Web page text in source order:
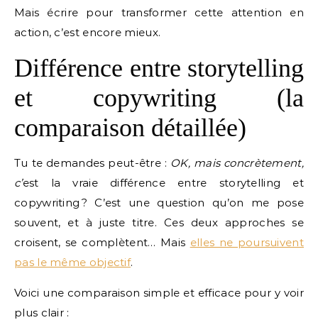
Mais écrire pour transformer cette attention en
action, c’est encore mieux.
Différence entre storytelling
et copywriting (la
comparaison détaillée)
Tu te demandes peut-être : OK, mais concrètement,
c’est la vraie différence entre storytelling et
copywriting ? C’est une question qu’on me pose
souvent, et à juste titre. Ces deux approches se
croisent, se complètent… Mais elles ne poursuivent
pas le même objectif.
Voici une comparaison simple et efficace pour y voir
plus clair :